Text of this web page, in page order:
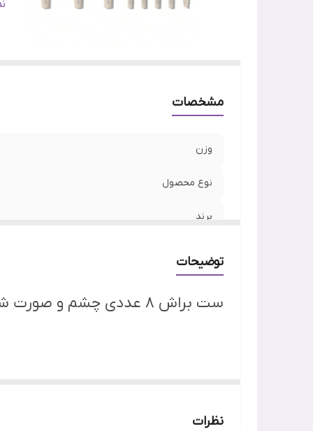
مشخصات
وزن
نوع محصول
برند
توضیحات
ست براش 8 عددی چشم و صورت شیگلم مدل PRO CORE
نظرات